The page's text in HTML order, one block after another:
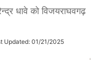
धावे को विजयराघवगढ़
Updated: 01/21/2025